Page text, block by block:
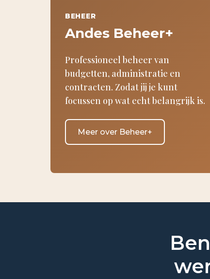
BEHEER
Andes Beheer+
Professioneel beheer van
budgetten, administratie en
contracten. Zodat jij je kunt
focussen op wat echt belangrijk is.
Meer over Beheer+